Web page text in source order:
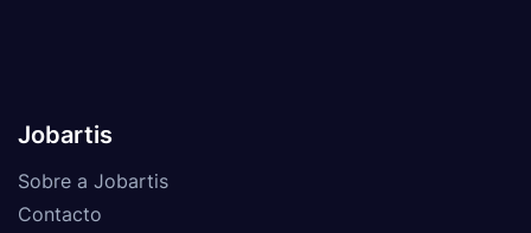
Jobartis
Sobre a Jobartis
Contacto